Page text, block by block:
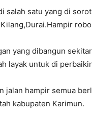
salah satu yang di
yang dibangun
layak untuk di
jalan hampir semua
kabupaten Karimun.